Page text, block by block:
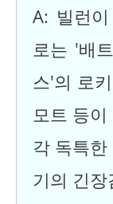
A: 빌런
로는 '배
스'의 로
모트 등
각 독특
기의 긴